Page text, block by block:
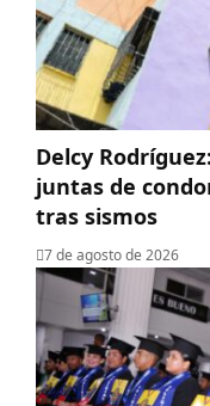
Delcy
juntas de
tras sismos
7 de agosto de 2026